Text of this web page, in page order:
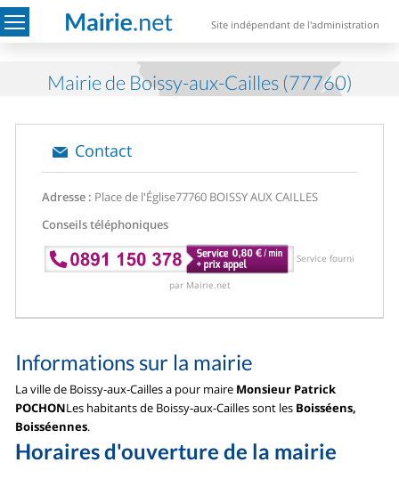
Site indépendant de l'administration
Mairie de Boissy-aux-Cailles (77760)
Contact
Adresse : Place de l'Église77760 BOISSY AUX CAILLES
Conseils téléphoniques
Service fourni
par Mairie.net
Informations sur la mairie
La ville de Boissy-aux-Cailles a pour maire Monsieur Patrick
POCHONLes habitants de Boissy-aux-Cailles sont les Boisséens,
Boisséennes.
Horaires d'ouverture de la mairie